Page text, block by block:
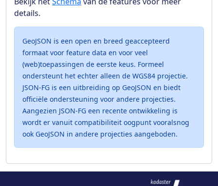
details.
GeoJSON is een open en breed geaccepteerd
formaat voor feature data en voor veel
(web)toepassingen de eerste keus. Formeel
ondersteunt het echter alleen de WGS84 projectie.
JSON-FG is een uitbreiding op GeoJSON en biedt
officiële ondersteuning voor andere projecties.
Aangezien JSON-FG een recente ontwikkeling is
wordt er vanuit compatibiliteit oogpunt vooralsnog
ook GeoJSON in andere projecties aangeboden.